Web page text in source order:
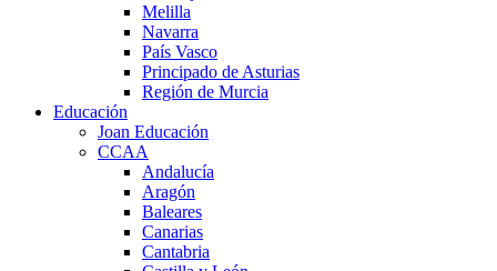
Melilla
Navarra
País Vasco
Principado de Asturias
Región de Murcia
Educación
Joan Educación
CCAA
Andalucía
Aragón
Baleares
Canarias
Cantabria